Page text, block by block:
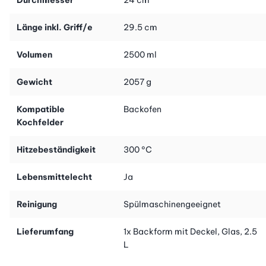
Länge inkl. Griff/e 29.5 cm
Volumen 2500 ml
Gewicht 2057 g
Kompatible
Kochfelder
Backofen
Hitzebeständigkeit 300 °C
Lebensmittelecht Ja
Reinigung Spülmaschinengeeignet
Lieferumfang
1x Backform mit Deckel, Glas, 2.5
L